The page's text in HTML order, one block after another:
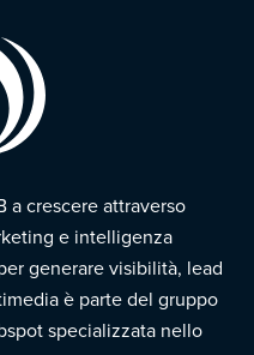
a crescere attraverso
e intelligenza
generare visibilità, lead
è parte del gruppo
specializzata nello